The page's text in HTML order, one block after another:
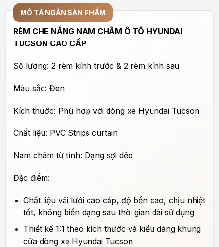
MÔ TẢ NGẮN SẢN PHẨM
RÈM CHE NẮNG NAM CHÂM Ô TÔ HYUNDAI
TUCSON CAO CẤP
Số lượng: 2 rèm kính trước & 2 rèm kính sau
Màu sắc: Đen
Kích thước: Phù hợp với dòng xe Hyundai Tucson
Chất liệu: PVC Strips curtain
Nam châm từ tính: Dạng sợi dẻo
Đặc điểm:
Chất liệu vải lưới cao cấp, độ bền cao, chịu nhiệt
tốt, không biến dạng sau thời gian dài sử dụng
Thiết kế 1:1 theo kích thước và kiểu dáng khung
cửa dòng xe Hyundai Tucson